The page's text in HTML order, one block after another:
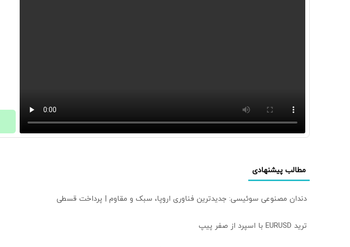
مطالب پیشنهادی
دندان مصنوعی سوئیسی: جدیدترین فناوری اروپا، سبک و مقاوم | پرداخت قسطی
ترید EURUSD با اسپرد از صفر پیپ